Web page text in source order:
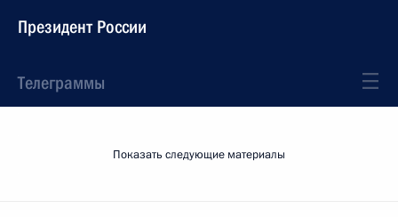
Президент России
Телеграммы
Показать следующие материалы